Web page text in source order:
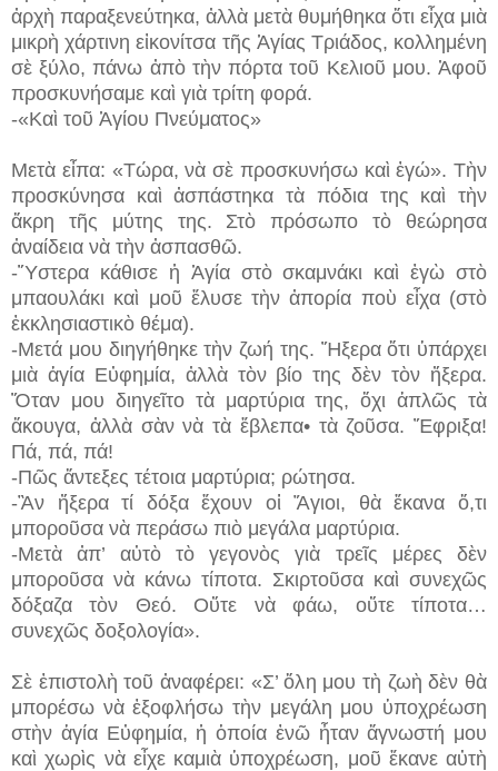
ἀρχὴ παραξενεύτηκα, ἀλλὰ μετὰ θυμήθηκα ὅτι εἶχα μιὰ
μικρὴ χάρτινη εἰκονίτσα τῆς Ἁγίας Τριάδος, κολλημένη
σὲ ξύλο, πάνω ἀπὸ τὴν πόρτα τοῦ Κελιοῦ μου. Ἀφοῦ
προσκυνήσαμε καὶ γιὰ τρίτη φορά.
-«Καὶ τοῦ Ἁγίου Πνεύματος»
Μετὰ εἶπα: «Τώρα, νὰ σὲ προσκυνήσω καὶ ἐγώ». Τὴν
προσκύνησα καὶ ἀσπάστηκα τὰ πόδια της καὶ τὴν
ἄκρη τῆς μύτης της. Στὸ πρόσωπο τὸ θεώρησα
ἀναίδεια νὰ τὴν ἀσπασθῶ.
-Ὕστερα κάθισε ἡ Ἁγία στὸ σκαμνάκι καὶ ἐγὼ στὸ
μπαουλάκι καὶ μοῦ ἔλυσε τὴν ἀπορία ποὺ εἶχα (στὸ
ἐκκλησιαστικὸ θέμα).
-Μετά μου διηγήθηκε τὴν ζωή της. Ἤξερα ὅτι ὑπάρχει
μιὰ ἁγία Εὐφημία, ἀλλὰ τὸν βίο της δὲν τὸν ἤξερα.
Ὅταν μου διηγεῖτο τὰ μαρτύρια της, ὄχι ἁπλῶς τὰ
ἄκουγα, ἀλλὰ σὰν νὰ τὰ ἔβλεπα• τὰ ζοῦσα. Ἔφριξα!
Πά, πά, πά!
-Πῶς ἄντεξες τέτοια μαρτύρια; ρώτησα.
-Ἂν ἤξερα τί δόξα ἔχουν οἱ Ἅγιοι, θὰ ἔκανα ὅ,τι
μποροῦσα νὰ περάσω πιὸ μεγάλα μαρτύρια.
-Μετὰ ἀπ’ αὐτὸ τὸ γεγονὸς γιὰ τρεῖς μέρες δὲν
μποροῦσα νὰ κάνω τίποτα. Σκιρτοῦσα καὶ συνεχῶς
δόξαζα τὸν Θεό. Οὔτε νὰ φάω, οὔτε τίποτα…
συνεχῶς δοξολογία».
Σὲ ἐπιστολὴ τοῦ ἀναφέρει: «Σ’ ὅλη μου τὴ ζωὴ δὲν θὰ
μπορέσω νὰ ἐξοφλήσω τὴν μεγάλη μου ὑποχρέωση
στὴν ἁγία Εὐφημία, ἡ ὁποία ἐνῶ ἦταν ἄγνωστή μου
καὶ χωρὶς νὰ εἶχε καμιὰ ὑποχρέωση, μοῦ ἔκανε αὐτὴ